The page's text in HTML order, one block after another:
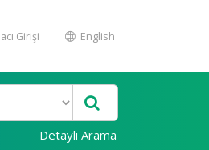
Girişi English
Detaylı Arama